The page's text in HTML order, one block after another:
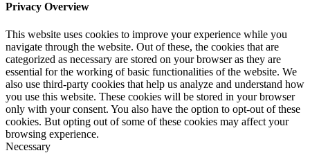
Privacy Overview
This website uses cookies to improve your experience while you
navigate through the website. Out of these, the cookies that are
categorized as necessary are stored on your browser as they are
essential for the working of basic functionalities of the website. We
also use third-party cookies that help us analyze and understand how
you use this website. These cookies will be stored in your browser
only with your consent. You also have the option to opt-out of these
cookies. But opting out of some of these cookies may affect your
browsing experience.
Necessary